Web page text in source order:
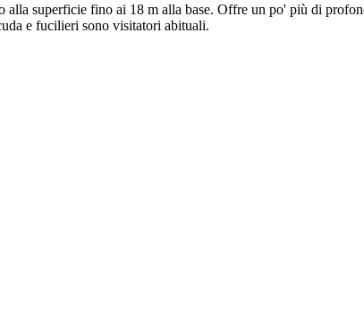
superficie fino ai 18 m alla base. Offre un po' più di
e fucilieri sono visitatori abituali.